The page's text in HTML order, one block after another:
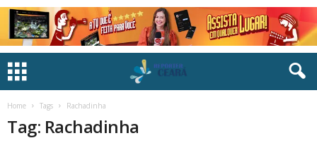
Home Tags Rachadinha
Tag: Rachadinha